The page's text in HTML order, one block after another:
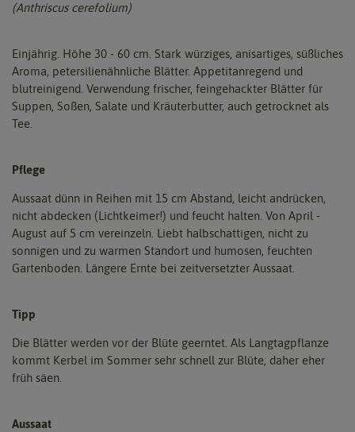
(Anthriscus cerefolium)
Einjährig. Höhe 30 - 60 cm. Stark würziges, anisartiges, süßliches
Aroma, petersilienähnliche Blätter. Appetitanregend und
blutreinigend. Verwendung frischer, feingehackter Blätter für
Suppen, Soßen, Salate und Kräuterbutter, auch getrocknet als
Tee.
Pflege
Aussaat dünn in Reihen mit 15 cm Abstand, leicht andrücken,
nicht abdecken (Lichtkeimer!) und feucht halten. Von April -
August auf 5 cm vereinzeln. Liebt halbschattigen, nicht zu
sonnigen und zu warmen Standort und humosen, feuchten
Gartenboden. Längere Ernte bei zeitversetzter Aussaat.
Tipp
Die Blätter werden vor der Blüte geerntet. Als Langtagpflanze
kommt Kerbel im Sommer sehr schnell zur Blüte, daher eher
früh säen.
Aussaat